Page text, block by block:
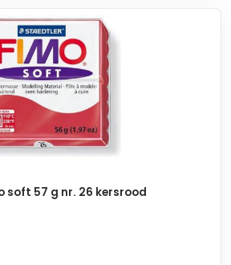
soft 57 g nr. 26 kersrood